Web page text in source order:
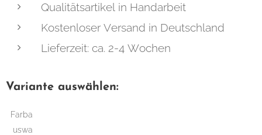
Qualitätsartikel in Handarbeit
Kostenloser Versand in Deutschland
Lieferzeit: ca. 2-4 Wochen
Variante auswählen:
Farba
uswa